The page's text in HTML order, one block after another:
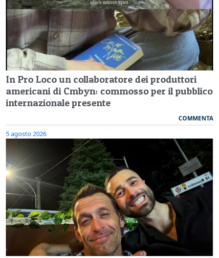
In Pro Loco un collaboratore dei produttori
americani di Cmbyn: commosso per il pubblico
internazionale presente
COMMENTA
5 agosto 2026